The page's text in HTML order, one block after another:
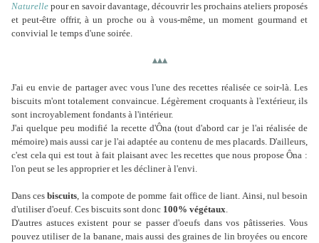
Naturelle pour en savoir davantage, découvrir les prochains ateliers proposés
et peut-être offrir, à un proche ou à vous-même, un moment gourmand et
convivial le temps d'une soirée.
▴▴▴
J'ai eu envie de partager avec vous l'une des recettes réalisée ce soir-là. Les
biscuits m'ont totalement convaincue. Légèrement croquants à l'extérieur, ils
sont incroyablement fondants à l'intérieur.
J'ai quelque peu modifié la recette d'Ôna (tout d'abord car je l'ai réalisée de
mémoire) mais aussi car je l'ai adaptée au contenu de mes placards. D'ailleurs,
c'est cela qui est tout à fait plaisant avec les recettes que nous propose Ôna :
l'on peut se les approprier et les décliner à l'envi.
Dans cesbiscuits, la compote de pomme fait office de liant. Ainsi, nul besoin
d'utiliser d'oeuf. Ces biscuits sont donc 100% végétaux.
D'autres astuces existent pour se passer d'oeufs dans vos pâtisseries. Vous
pouvez utiliser de la banane, mais aussi des graines de lin broyées ou encore